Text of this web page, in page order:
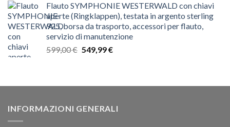
originale
era:
2.599,00 €.
attuale
è:
1.399,99 €.
Flauto SYMPHONIE WESTERWALD con chiavi
aperte (Ringklappen), testata in argento sterling
925, borsa da trasporto, accessori per flauto,
servizio di manutenzione
599,00€ Il
549,99€Il
INFORMAZIONI GENERALI